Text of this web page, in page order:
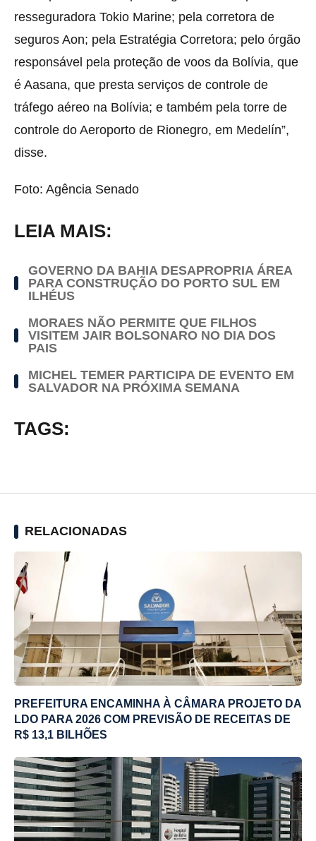
resseguradora Tokio Marine; pela corretora de
seguros Aon; pela Estratégia Corretora; pelo órgão
responsável pela proteção de voos da Bolívia, que
é Aasana, que presta serviços de controle de
tráfego aéreo na Bolívia; e também pela torre de
controle do Aeroporto de Rionegro, em Medelín”,
disse.
Foto: Agência Senado
LEIA MAIS:
GOVERNO DA BAHIA DESAPROPRIA ÁREA
PARA CONSTRUÇÃO DO PORTO SUL EM
ILHÉUS
MORAES NÃO PERMITE QUE FILHOS
VISITEM JAIR BOLSONARO NO DIA DOS
PAIS
MICHEL TEMER PARTICIPA DE EVENTO EM
SALVADOR NA PRÓXIMA SEMANA
TAGS:
RELACIONADAS
PREFEITURA ENCAMINHA À CÂMARA PROJETO DA
LDO PARA 2026 COM PREVISÃO DE RECEITAS DE
R$ 13,1 BILHÕES